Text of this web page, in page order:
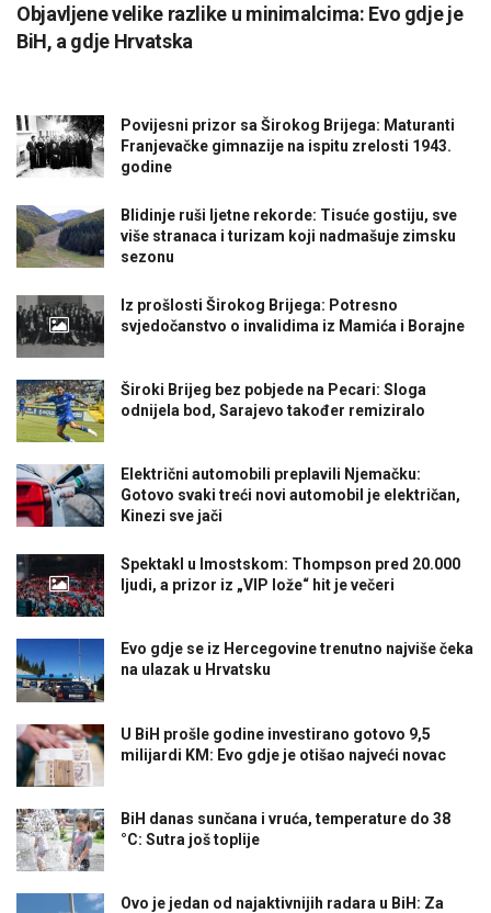
Objavljene velike razlike u minimalcima: Evo gdje je
BiH, a gdje Hrvatska
Povijesni prizor sa Širokog Brijega: Maturanti
Franjevačke gimnazije na ispitu zrelosti 1943.
godine
Blidinje ruši ljetne rekorde: Tisuće gostiju, sve
više stranaca i turizam koji nadmašuje zimsku
sezonu
Iz prošlosti Širokog Brijega: Potresno
svjedočanstvo o invalidima iz Mamića i Borajne
Široki Brijeg bez pobjede na Pecari: Sloga
odnijela bod, Sarajevo također remiziralo
Električni automobili preplavili Njemačku:
Gotovo svaki treći novi automobil je električan,
Kinezi sve jači
Spektakl u Imostskom: Thompson pred 20.000
ljudi, a prizor iz „VIP lože“ hit je večeri
Evo gdje se iz Hercegovine trenutno najviše čeka
na ulazak u Hrvatsku
U BiH prošle godine investirano gotovo 9,5
milijardi KM: Evo gdje je otišao najveći novac
BiH danas sunčana i vruća, temperature do 38
°C: Sutra još toplije
Ovo je jedan od najaktivnijih radara u BiH: Za